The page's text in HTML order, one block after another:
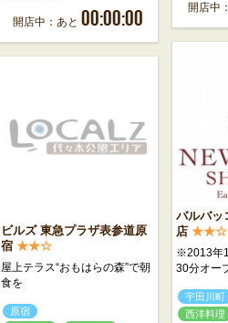
開店中：あと 00:00:00 開店中
バルバッ
店 ★★☆
※2013年
30分オー
宇田川町
西洋料理
ビルズ 東急プラザ表参道原
宿 ★★☆
屋上テラス“おもはらの森”で朝
食を
原宿